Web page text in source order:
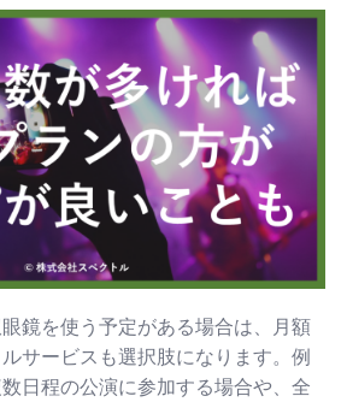
鏡を使う予定がある場合は、月額
サービスも選択肢になります。例
日程の公演に参加する場合や、全